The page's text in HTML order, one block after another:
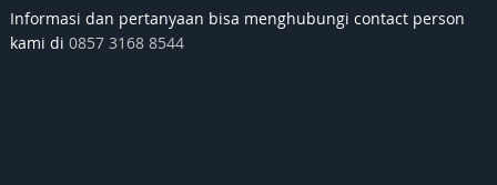
Informasi dan pertanyaan bisa menghubungi contact person
kami di 0857 3168 8544